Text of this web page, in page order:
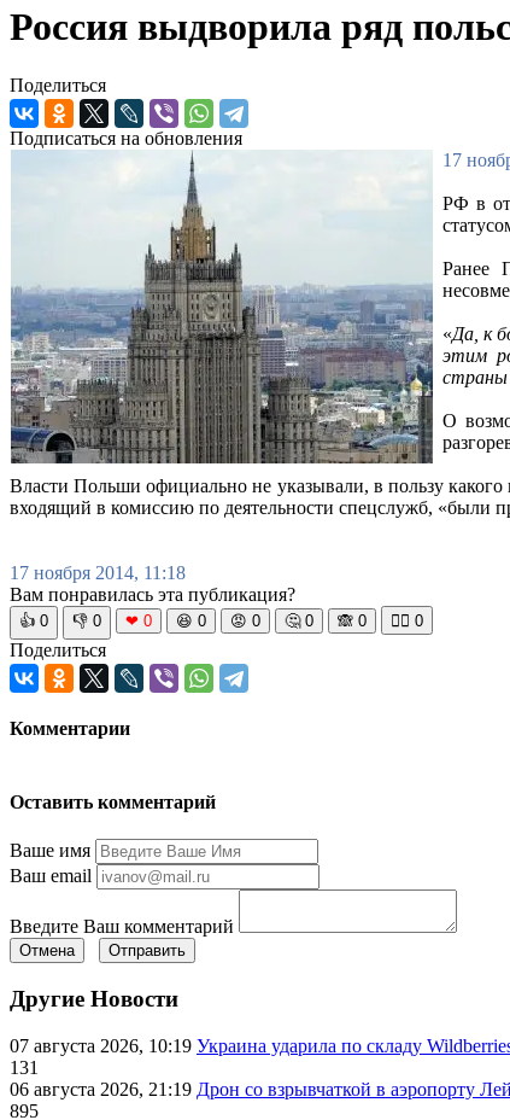
Россия выдворила ряд
Поделиться
Подписаться на обновления
17
РФ в
Ранее
«Да, к
этим
страны
О
Власти Польши официально не указывали, в пользу
входящий в комиссию по деятельности спецслужб, «были
17 ноября 2014, 11:18
Вам понравилась эта публикация?
👍 0 👎 0 ❤ 0 😆 0 😡 0 🤔 0 🙈 0 🧘‍♀️ 0
Поделиться
Комментарии
Оставить комментарий
Ваше имя
Ваш email
Введите Ваш комментарий
Отмена Отправить
Другие Новости
07 августа 2026, 10:19 Украина ударила по складу
131
06 августа 2026, 21:19 Дрон со взрывчаткой в аэропорту
895